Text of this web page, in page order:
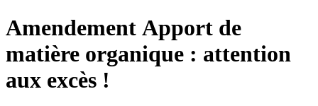
Amendement Apport de
matière organique : attention
aux excès !